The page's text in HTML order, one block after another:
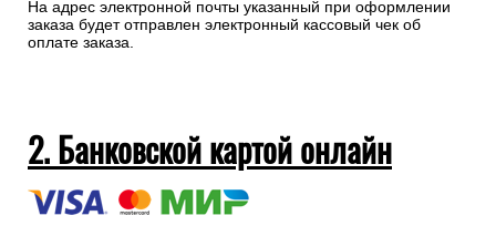
На адрес электронной почты указанный при оформлении
заказа будет отправлен электронный кассовый чек об
оплате заказа.
2. Банковской картой онлайн